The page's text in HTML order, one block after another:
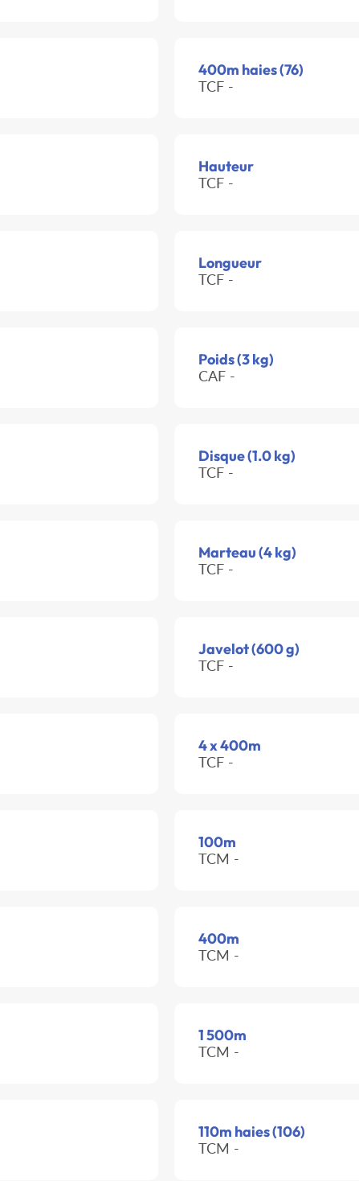
400m haies (76)
TCF -
Hauteur
TCF -
Longueur
TCF -
Poids (3 kg)
CAF -
Disque (1.0 kg)
TCF -
Marteau (4 kg)
TCF -
Javelot (600 g)
TCF -
4 x 400m
TCF -
100m
TCM -
400m
TCM -
1 500m
TCM -
110m haies (106)
TCM -